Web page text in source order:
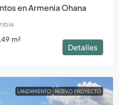
en Armenia Ohana
m²
Detalles
LANZAMIENTO NUEVO PROYECTO